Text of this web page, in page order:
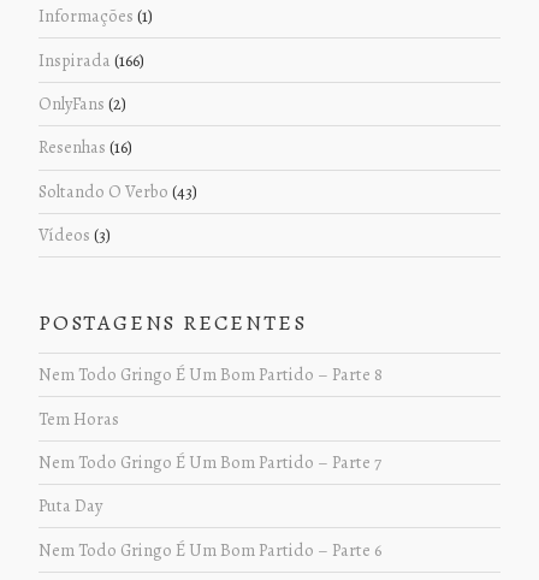
Informações (1)
Inspirada (166)
OnlyFans (2)
Resenhas (16)
Soltando O Verbo (43)
Vídeos (3)
POSTAGENS RECENTES
Nem Todo Gringo É Um Bom Partido – Parte 8
Tem Horas
Nem Todo Gringo É Um Bom Partido – Parte 7
Puta Day
Nem Todo Gringo É Um Bom Partido – Parte 6